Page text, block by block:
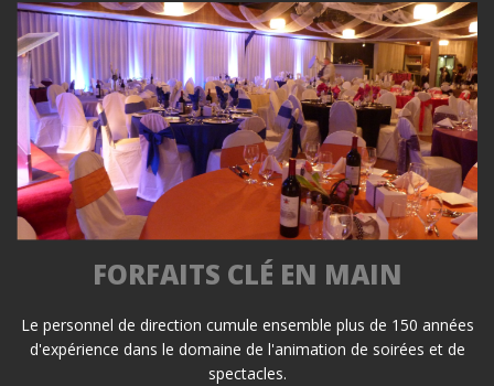
FORFAITS CLÉ EN MAIN
Le personnel de direction cumule ensemble plus de 150 années
d'expérience dans le domaine de l'animation de soirées et de
spectacles.